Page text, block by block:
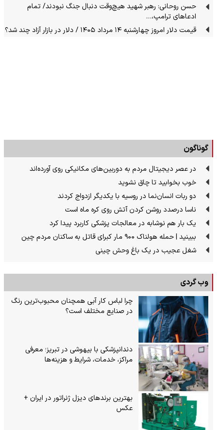
حسن روحانی: رهبر شهید هیچ‌وقت دنبال جنگ نبودند/ تمام
ادعاهای ترامپ،…
قیمت دلار امروز چهارشنبه ۱۴ مرداد ۱۴۰۵ / دلار در بازار آزاد چند شد؟
گوناگون
در عصر دیجیتال مردم به دوربین‌های مکانیکی روی آورده‌اند
خوب بخوابید تا چاق نشوید
دو ربات انسان‌نما در روسیه با یکدیگر ازدواج کردند
ناسا درصدد روشن کردن آتش روی کره ماه است
یک بار هم نوشابه در معالجات پزشکی کاربرد پیدا کرد
ببینید | حمله هولناک ۹۰۰ مار کبرای قاتل به ساکنان مردم چین
شغل عجیب در یک باغ وحش چینی
وب گردی
چرا لباس کار آبی همچنان محبوب‌ترین رنگ
در صنایع مختلف است؟
دندانپزشکی با بیهوشی در تبریز؛ معرفی
مراکز، خدمات، شرایط و هزینه‌ها
بهترین برندهای دیزل ژنراتور در ایران +
عکس